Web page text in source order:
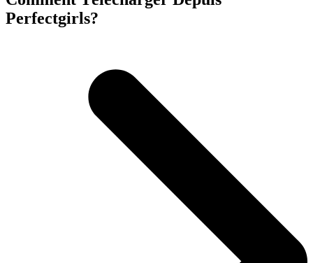
Perfectgirls?